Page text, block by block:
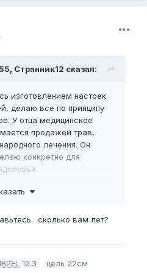
Странник12 сказал:
изготовлением настоек
делаю все по принципу
У отца медицинское
продажей трав,
лечения. Он
конкретно для
тазу.
сколько вам лет?
19.3 цель 22см